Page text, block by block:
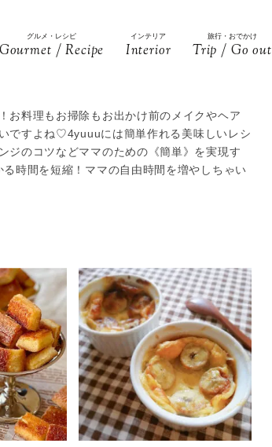
グルメ・レシピ
Gourmet / Recipe
インテリア
Interior
旅行・おでかけ
Trip / Go out
お料理もお掃除もお出かけ前のメイクやヘア
ですよね♡4yuuuには簡単作れる美味しいレシ
ジのコツなどママのための《簡単》を実現す
時間を短縮！ママの自由時間を増やしちゃい